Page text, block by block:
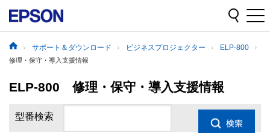
サポート＆ダウンロード ビジネスプロジェクター ELP-800
修理・保守・導入支援情報
ELP-800 修理・保守・導入支援情報
型番検索